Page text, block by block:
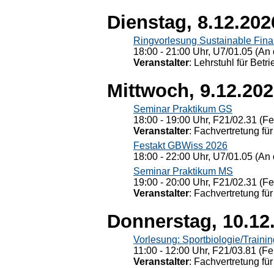
Dienstag,
Ringvorlesung Sustainable
18:00 - 21:00 Uhr, U7/01.05
Veranstalter: Lehrstuhl für
Mittwoch,
Seminar Praktikum GS
18:00 - 19:00 Uhr, F21/02.31
Veranstalter: Fachvertretung
Festakt GBWiss 2026
18:00 - 22:00 Uhr, U7/01.05
Seminar Praktikum MS
19:00 - 20:00 Uhr, F21/02.31
Veranstalter: Fachvertretung
Donnerstag,
Vorlesung: Sportbiologie/
11:00 - 12:00 Uhr, F21/03.81
Veranstalter: Fachvertretung